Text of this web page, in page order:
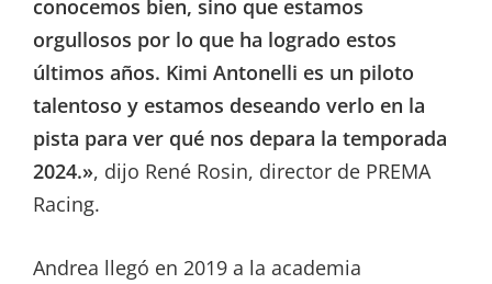
conocemos bien, sino que estamos
orgullosos por lo que ha logrado estos
últimos años. Kimi Antonelli es un piloto
talentoso y estamos deseando verlo en la
pista para ver qué nos depara la temporada
2024.», dijo René Rosin, director de PREMA
Racing.
Andrea llegó en 2019 a la academia